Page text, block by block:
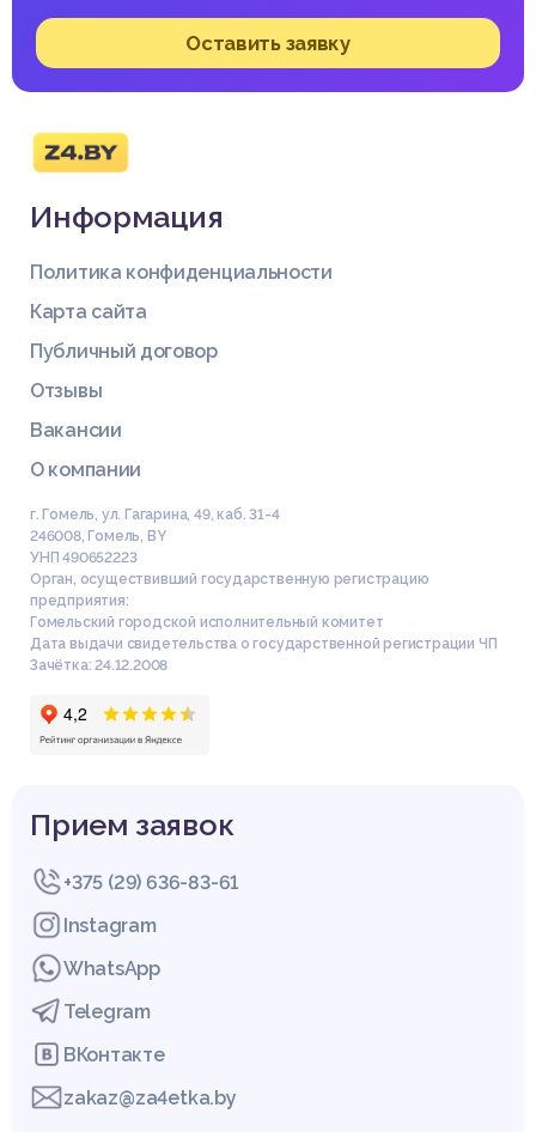
Оставить заявку
Информация
Политика конфиденциальности
Карта сайта
Публичный договор
Отзывы
Вакансии
О компании
г. Гомель, ул. Гагарина, 49, каб. 31-4
246008, Гомель, BY
УНП 490652223
Орган, осуществивший государственную регистрацию
предприятия:
Гомельский городской исполнительный комитет
Дата выдачи свидетельства о государственной регистрации ЧП
Зачётка: 24.12.2008
Прием заявок
+375 (29) 636-83-61
Instagram
WhatsApp
Telegram
ВКонтакте
zakaz@za4etka.by